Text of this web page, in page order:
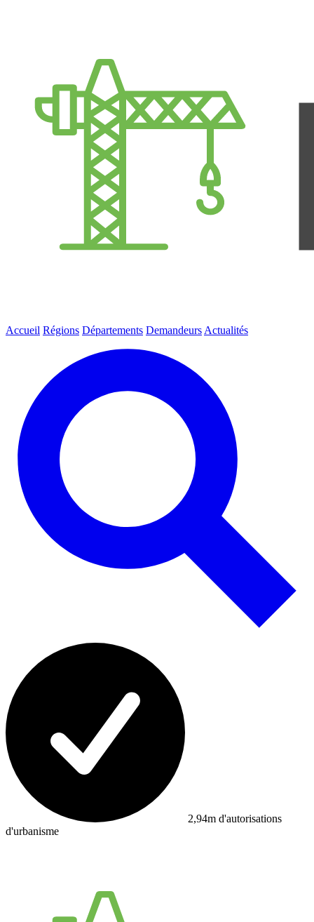
Accueil Régions Départements Demandeurs Actualités
2,94m d'autorisations
d'urbanisme